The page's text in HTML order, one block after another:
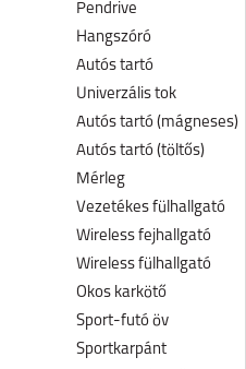
Pendrive
Hangszóró
Autós tartó
Univerzális tok
Autós tartó (mágneses)
Autós tartó (töltős)
Mérleg
Vezetékes fülhallgató
Wireless fejhallgató
Wireless fülhallgató
Okos karkötő
Sport-futó öv
Sportkarpánt